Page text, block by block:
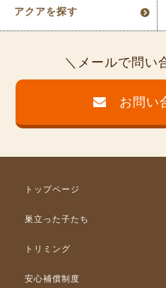
アクアを探す
メールで問い
お問い
トップページ
巣立った子たち
トリミング
安心補償制度